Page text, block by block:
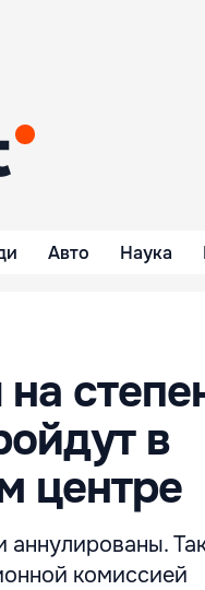
Авто Наука
в
центре
аннулированы.
комиссией